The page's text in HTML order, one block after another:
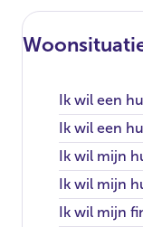
Ik wil een
Ik wil een
Ik wil mijn
Ik wil mijn
Ik wil mijn